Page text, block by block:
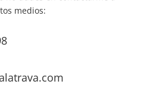
medios: